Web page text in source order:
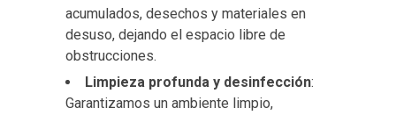
acumulados, desechos y materiales en
desuso, dejando el espacio libre de
obstrucciones.
Limpieza profunda y desinfección:
Garantizamos un ambiente limpio,